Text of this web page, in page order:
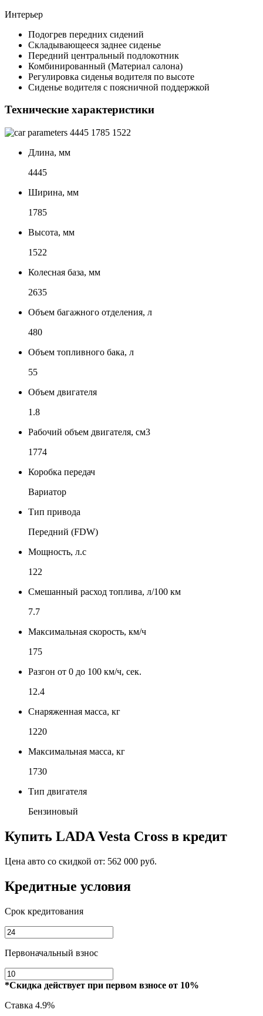
Интерьер
Подогрев передних сидений
Складывающееся заднее сиденье
Передний центральный подлокотник
Комбинированный (Материал салона)
Регулировка сиденья водителя по высоте
Сиденье водителя с поясничной поддержкой
Технические характеристики
4445 1785 1522
Длина, мм
4445
Ширина, мм
1785
Высота, мм
1522
Колесная база, мм
2635
Объем багажного отделения, л
480
Объем топливного бака, л
55
Объем двигателя
1.8
Рабочий объем двигателя, см3
1774
Коробка передач
Вариатор
Тип привода
Передний (FDW)
Мощность, л.с
122
Смешанный расход топлива, л/100 км
7.7
Максимальная скорость, км/ч
175
Разгон от 0 до 100 км/ч, сек.
12.4
Снаряженная масса, кг
1220
Максимальная масса, кг
1730
Тип двигателя
Бензиновый
Купить LADA Vesta Cross в кредит
Цена авто со скидкой от: 562 000 руб.
Кредитные условия
Срок кредитования
Первоначальный взнос
*Скидка действует при первом взносе от 10%
Ставка 4.9%